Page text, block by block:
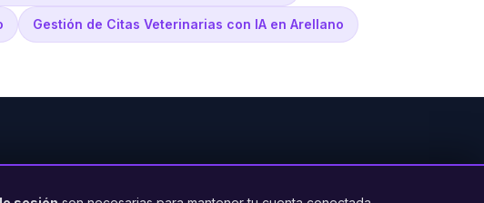
Gestión de Citas Veterinarias con IA en Arellano